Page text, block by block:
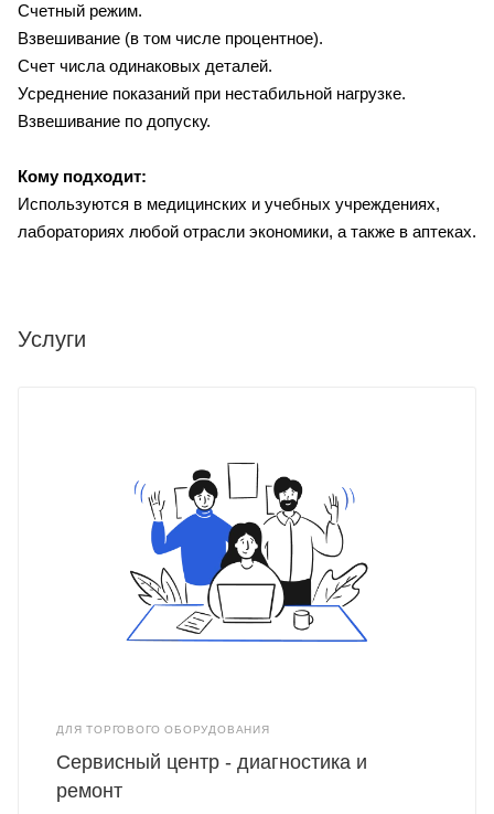
Счетный режим.
Взвешивание (в том числе процентное).
Счет числа одинаковых деталей.
Усреднение показаний при нестабильной нагрузке.
Взвешивание по допуску.
Кому подходит:
Используются в медицинских и учебных учреждениях,
лабораториях любой отрасли экономики, а также в аптеках.
Услуги
ДЛЯ ТОРГОВОГО ОБОРУДОВАНИЯ
Сервисный центр - диагностика и
ремонт